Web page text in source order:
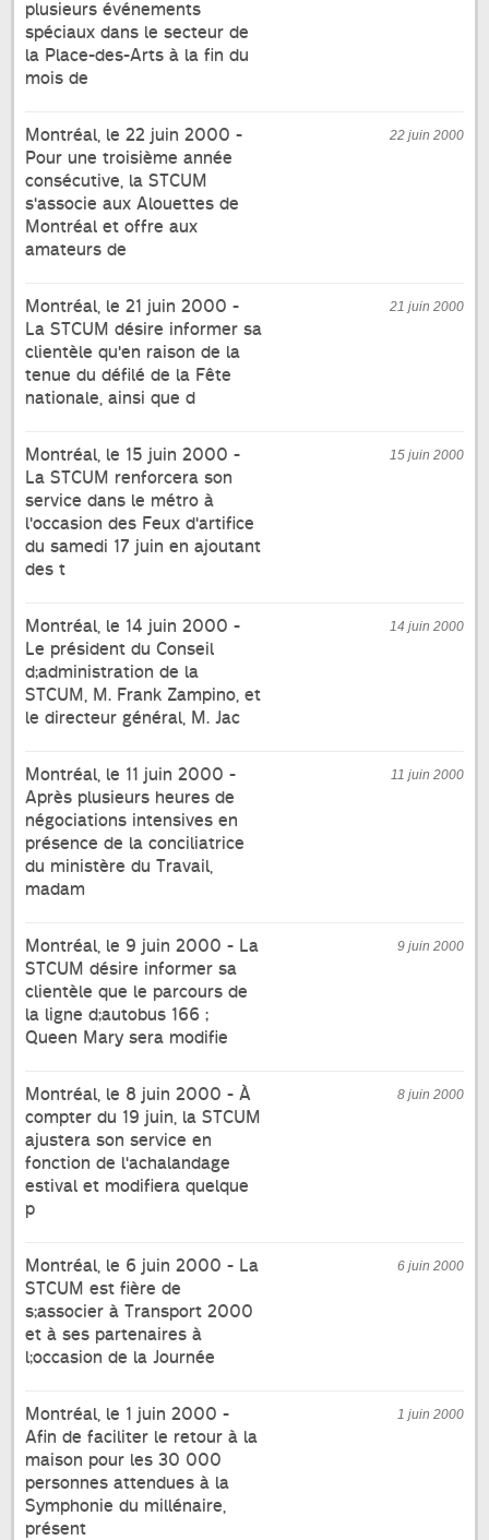
plusieurs événements
spéciaux dans le secteur de
la Place-des-Arts à la fin du
mois de
22 juin 2000
Montréal, le 22 juin 2000 -
Pour une troisième année
consécutive, la STCUM
s'associe aux Alouettes de
Montréal et offre aux
amateurs de
21 juin 2000
Montréal, le 21 juin 2000 -
La STCUM désire informer sa
clientèle qu'en raison de la
tenue du défilé de la Fête
nationale, ainsi que d
15 juin 2000
Montréal, le 15 juin 2000 -
La STCUM renforcera son
service dans le métro à
l'occasion des Feux d'artifice
du samedi 17 juin en ajoutant
des t
14 juin 2000
Montréal, le 14 juin 2000 -
Le président du Conseil
d;administration de la
STCUM, M. Frank Zampino, et
le directeur général, M. Jac
11 juin 2000
Montréal, le 11 juin 2000 -
Après plusieurs heures de
négociations intensives en
présence de la conciliatrice
du ministère du Travail,
madam
9 juin 2000
Montréal, le 9 juin 2000 - La
STCUM désire informer sa
clientèle que le parcours de
la ligne d;autobus 166 ;
Queen Mary sera modifie
8 juin 2000
Montréal, le 8 juin 2000 - À
compter du 19 juin, la STCUM
ajustera son service en
fonction de l'achalandage
estival et modifiera quelque
p
6 juin 2000
Montréal, le 6 juin 2000 - La
STCUM est fière de
s;associer à Transport 2000
et à ses partenaires à
l;occasion de la Journée
1 juin 2000
Montréal, le 1 juin 2000 -
Afin de faciliter le retour à la
maison pour les 30 000
personnes attendues à la
Symphonie du millénaire,
présent